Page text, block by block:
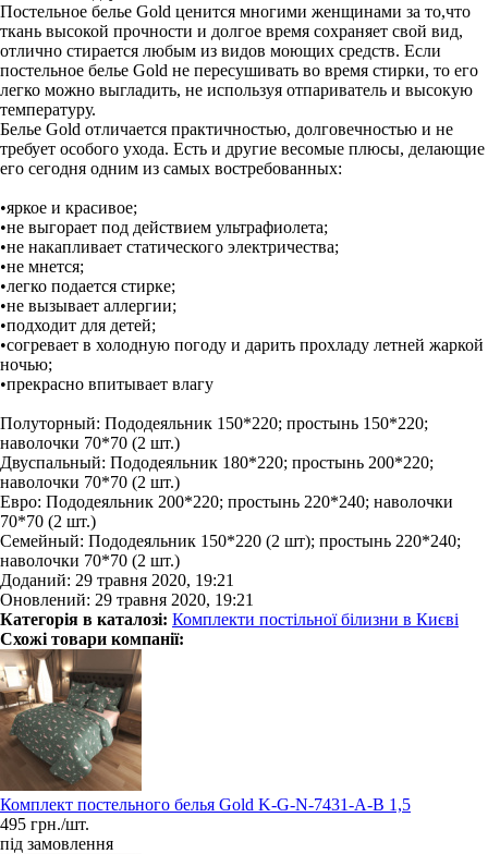
Постельное белье Gold ценится многими женщинами за то,что
ткань высокой прочности и долгое время сохраняет свой вид,
отлично стирается любым из видов моющих средств. Если
постельное белье Gold не пересушивать во время стирки, то его
легко можно выгладить, не используя отпариватель и высокую
температуру.
Белье Gold отличается практичностью, долговечностью и не
требует особого ухода. Есть и другие весомые плюсы, делающие
его сегодня одним из самых востребованных:
•яркое и красивое;
•не выгорает под действием ультрафиолета;
•не накапливает статического электричества;
•не мнется;
•легко подается стирке;
•не вызывает аллергии;
•подходит для детей;
•согревает в холодную погоду и дарить прохладу летней жаркой
ночью;
•прекрасно впитывает влагу
Полуторный: Пододеяльник 150*220; простынь 150*220;
наволочки 70*70 (2 шт.)
Двуспальный: Пододеяльник 180*220; простынь 200*220;
наволочки 70*70 (2 шт.)
Евро: Пододеяльник 200*220; простынь 220*240; наволочки
70*70 (2 шт.)
Семейный: Пододеяльник 150*220 (2 шт); простынь 220*240;
наволочки 70*70 (2 шт.)
Доданий: 29 травня 2020, 19:21
Оновлений: 29 травня 2020, 19:21
Категорія в каталозі: Комплекти постільної білизни в Києві
Схожі товари компанії:
Комплект постельного белья Gold K-G-N-7431-A-B 1,5
495 грн./шт.
під замовлення